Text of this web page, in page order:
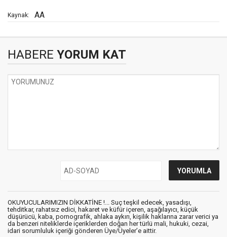
Kaynak: AA
HABERE YORUM KAT
OKUYUCULARIMIZIN DİKKATİNE !... Suç teşkil edecek, yasadışı,
tehditkar, rahatsız edici, hakaret ve küfür içeren, aşağılayıcı, küçük
düşürücü, kaba, pornografik, ahlaka aykırı, kişilik haklarına zarar verici ya
da benzeri niteliklerde içeriklerden doğan her türlü mali, hukuki, cezai,
idari sorumluluk içeriği gönderen Üye/Üyeler’e aittir.